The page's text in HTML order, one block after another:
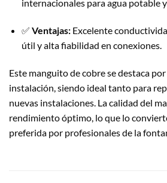
internacionales para agua potable y
✅ Ventajas:Excelente
útil y alta fiabilidad en conexiones.
Este manguito de cobre se destaca
instalación, siendo ideal tanto para
nuevas instalaciones. La calidad del
rendimiento óptimo, lo que lo
preferida por profesionales de la